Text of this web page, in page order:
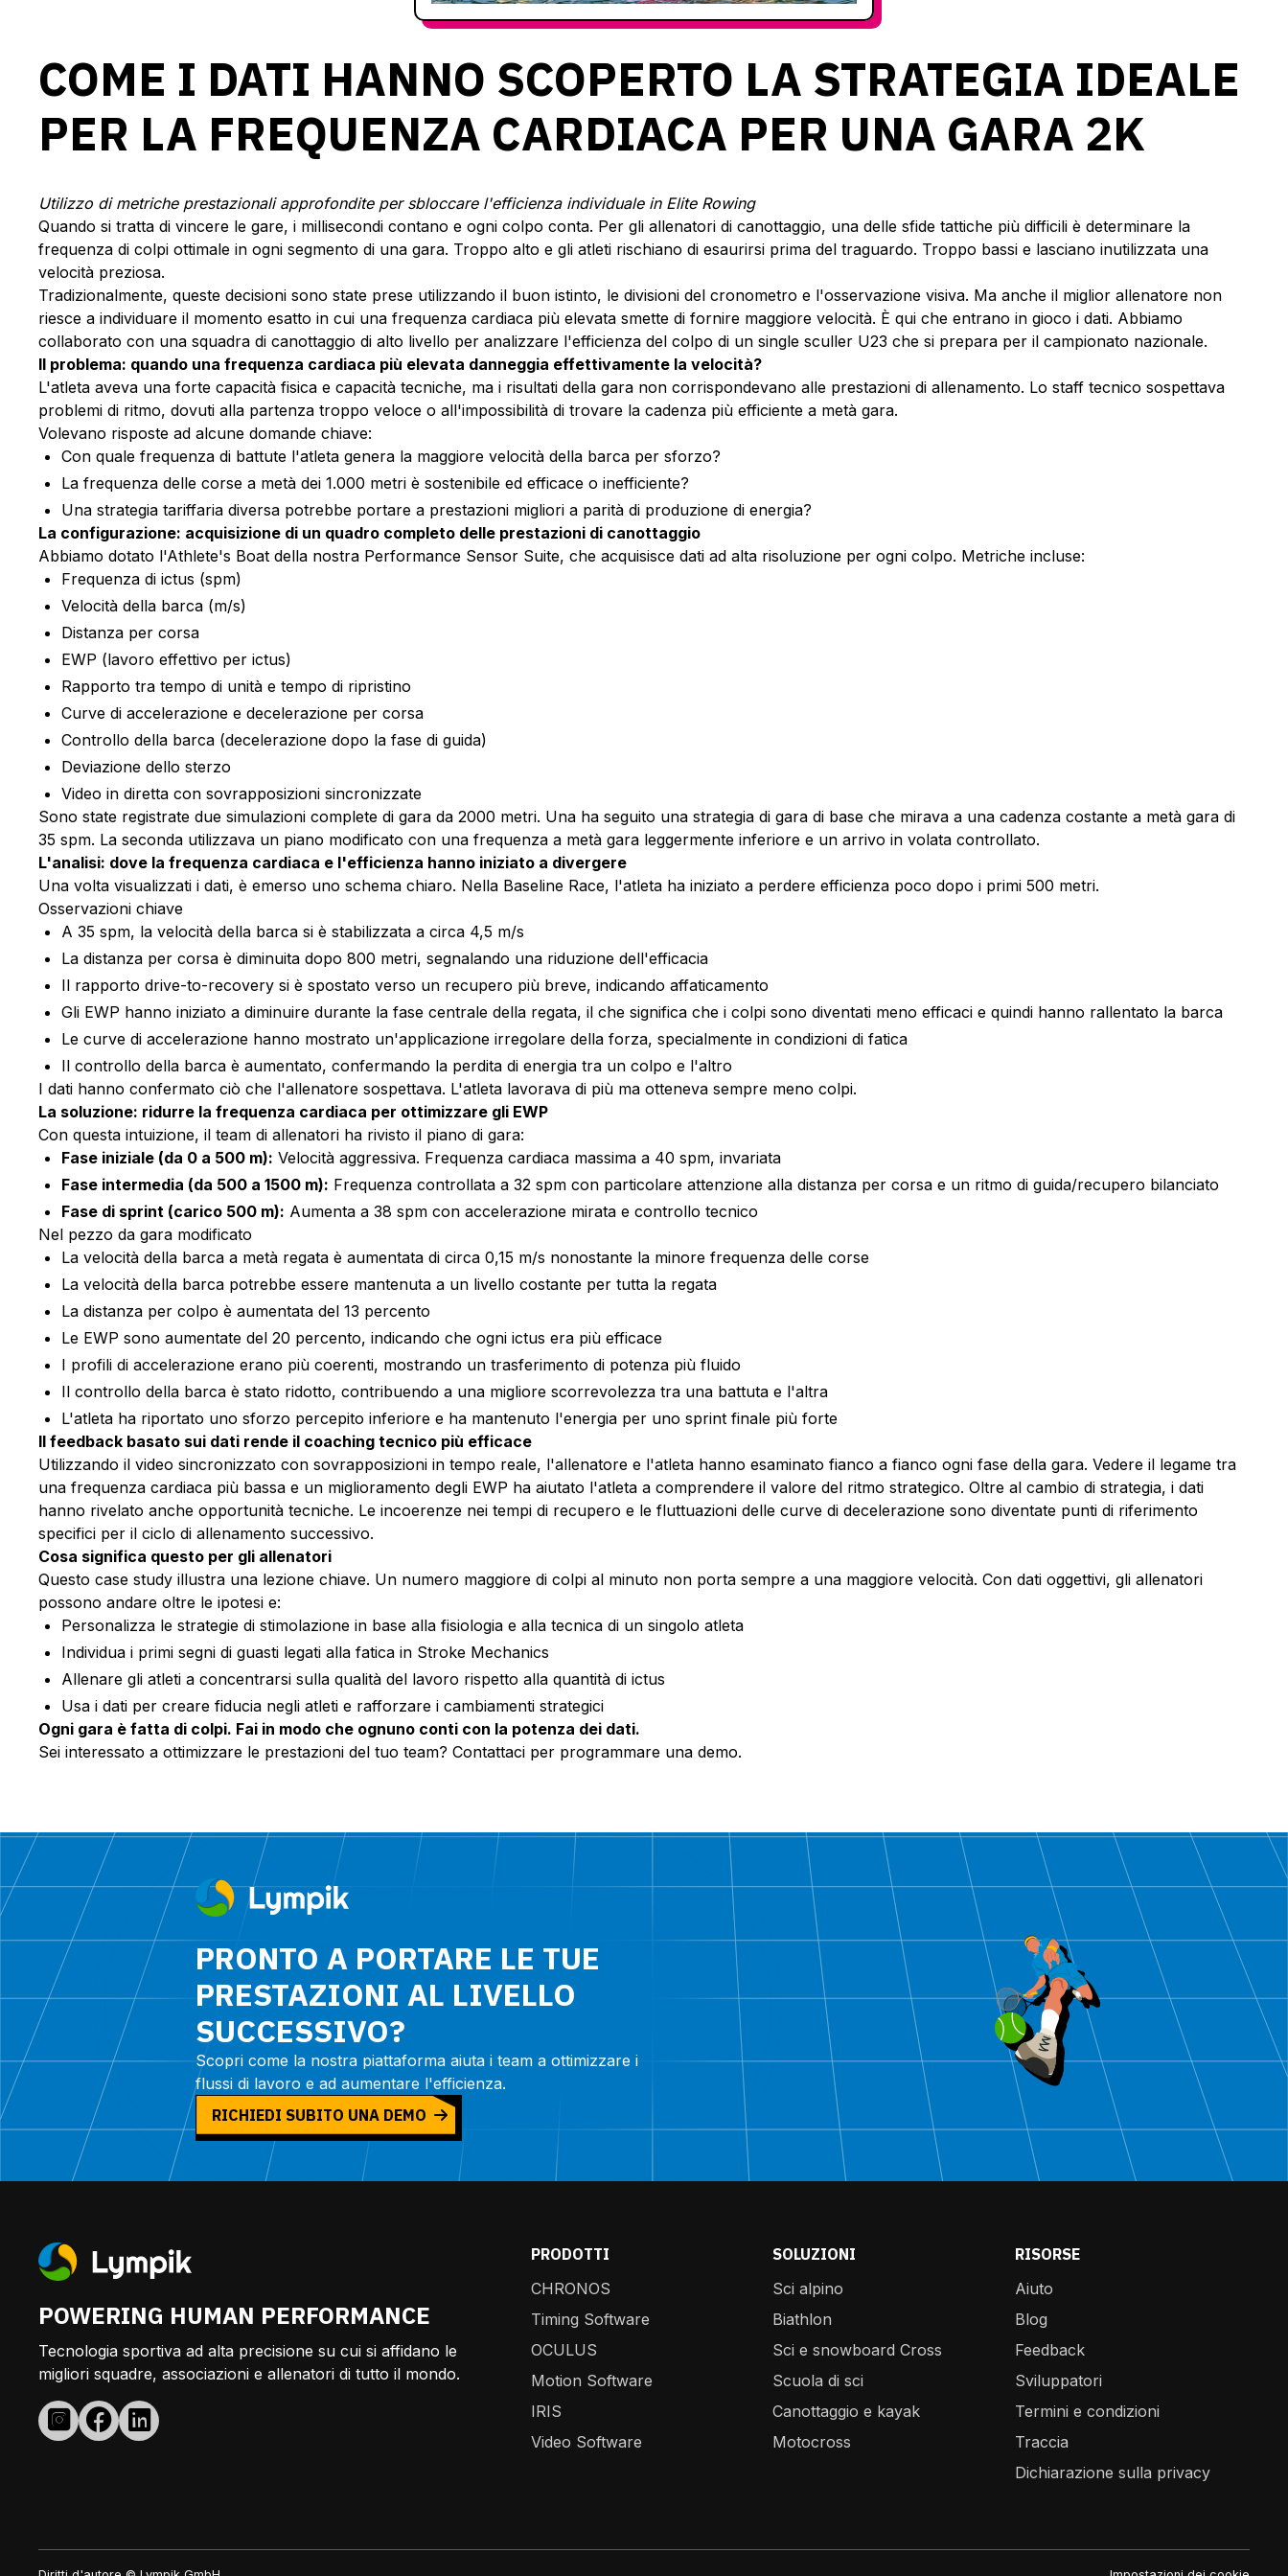
COME I DATI HANNO SCOPERTO LA STRATEGIA IDEALE
PER LA FREQUENZA CARDIACA PER UNA GARA 2K
Utilizzo di metriche prestazionali approfondite per sbloccare l'efficienza individuale in Elite Rowing
Quando si tratta di vincere le gare, i millisecondi contano e ogni colpo conta. Per gli allenatori di canottaggio, una delle sfide tattiche più difficili è determinare la
frequenza di colpi ottimale in ogni segmento di una gara. Troppo alto e gli atleti rischiano di esaurirsi prima del traguardo. Troppo bassi e lasciano inutilizzata una
velocità preziosa.
Tradizionalmente, queste decisioni sono state prese utilizzando il buon istinto, le divisioni del cronometro e l'osservazione visiva. Ma anche il miglior allenatore non
riesce a individuare il momento esatto in cui una frequenza cardiaca più elevata smette di fornire maggiore velocità. È qui che entrano in gioco i dati. Abbiamo
collaborato con una squadra di canottaggio di alto livello per analizzare l'efficienza del colpo di un single sculler U23 che si prepara per il campionato nazionale.
Il problema: quando una frequenza cardiaca più elevata danneggia effettivamente la velocità?
L'atleta aveva una forte capacità fisica e capacità tecniche, ma i risultati della gara non corrispondevano alle prestazioni di allenamento. Lo staff tecnico sospettava
problemi di ritmo, dovuti alla partenza troppo veloce o all'impossibilità di trovare la cadenza più efficiente a metà gara.
Volevano risposte ad alcune domande chiave:
Con quale frequenza di battute l'atleta genera la maggiore velocità della barca per sforzo?
La frequenza delle corse a metà dei 1.000 metri è sostenibile ed efficace o inefficiente?
Una strategia tariffaria diversa potrebbe portare a prestazioni migliori a parità di produzione di energia?
La configurazione: acquisizione di un quadro completo delle prestazioni di canottaggio
Abbiamo dotato l'Athlete's Boat della nostra Performance Sensor Suite, che acquisisce dati ad alta risoluzione per ogni colpo. Metriche incluse:
Frequenza di ictus (spm)
Velocità della barca (m/s)
Distanza per corsa
EWP (lavoro effettivo per ictus)
Rapporto tra tempo di unità e tempo di ripristino
Curve di accelerazione e decelerazione per corsa
Controllo della barca (decelerazione dopo la fase di guida)
Deviazione dello sterzo
Video in diretta con sovrapposizioni sincronizzate
Sono state registrate due simulazioni complete di gara da 2000 metri. Una ha seguito una strategia di gara di base che mirava a una cadenza costante a metà gara di
35 spm. La seconda utilizzava un piano modificato con una frequenza a metà gara leggermente inferiore e un arrivo in volata controllato.
L'analisi: dove la frequenza cardiaca e l'efficienza hanno iniziato a divergere
Una volta visualizzati i dati, è emerso uno schema chiaro. Nella Baseline Race, l'atleta ha iniziato a perdere efficienza poco dopo i primi 500 metri.
Osservazioni chiave
A 35 spm, la velocità della barca si è stabilizzata a circa 4,5 m/s
La distanza per corsa è diminuita dopo 800 metri, segnalando una riduzione dell'efficacia
Il rapporto drive-to-recovery si è spostato verso un recupero più breve, indicando affaticamento
Gli EWP hanno iniziato a diminuire durante la fase centrale della regata, il che significa che i colpi sono diventati meno efficaci e quindi hanno rallentato la barca
Le curve di accelerazione hanno mostrato un'applicazione irregolare della forza, specialmente in condizioni di fatica
Il controllo della barca è aumentato, confermando la perdita di energia tra un colpo e l'altro
I dati hanno confermato ciò che l'allenatore sospettava. L'atleta lavorava di più ma otteneva sempre meno colpi.
La soluzione: ridurre la frequenza cardiaca per ottimizzare gli EWP
Con questa intuizione, il team di allenatori ha rivisto il piano di gara:
Fase iniziale (da 0 a 500 m): Velocità aggressiva. Frequenza cardiaca massima a 40 spm, invariata
Fase intermedia (da 500 a 1500 m): Frequenza controllata a 32 spm con particolare attenzione alla distanza per corsa e un ritmo di guida/recupero bilanciato
Fase di sprint (carico 500 m): Aumenta a 38 spm con accelerazione mirata e controllo tecnico
Nel pezzo da gara modificato
La velocità della barca a metà regata è aumentata di circa 0,15 m/s nonostante la minore frequenza delle corse
La velocità della barca potrebbe essere mantenuta a un livello costante per tutta la regata
La distanza per colpo è aumentata del 13 percento
Le EWP sono aumentate del 20 percento, indicando che ogni ictus era più efficace
I profili di accelerazione erano più coerenti, mostrando un trasferimento di potenza più fluido
Il controllo della barca è stato ridotto, contribuendo a una migliore scorrevolezza tra una battuta e l'altra
L'atleta ha riportato uno sforzo percepito inferiore e ha mantenuto l'energia per uno sprint finale più forte
Il feedback basato sui dati rende il coaching tecnico più efficace
Utilizzando il video sincronizzato con sovrapposizioni in tempo reale, l'allenatore e l'atleta hanno esaminato fianco a fianco ogni fase della gara. Vedere il legame tra
una frequenza cardiaca più bassa e un miglioramento degli EWP ha aiutato l'atleta a comprendere il valore del ritmo strategico. Oltre al cambio di strategia, i dati
hanno rivelato anche opportunità tecniche. Le incoerenze nei tempi di recupero e le fluttuazioni delle curve di decelerazione sono diventate punti di riferimento
specifici per il ciclo di allenamento successivo.
Cosa significa questo per gli allenatori
Questo case study illustra una lezione chiave. Un numero maggiore di colpi al minuto non porta sempre a una maggiore velocità. Con dati oggettivi, gli allenatori
possono andare oltre le ipotesi e:
Personalizza le strategie di stimolazione in base alla fisiologia e alla tecnica di un singolo atleta
Individua i primi segni di guasti legati alla fatica in Stroke Mechanics
Allenare gli atleti a concentrarsi sulla qualità del lavoro rispetto alla quantità di ictus
Usa i dati per creare fiducia negli atleti e rafforzare i cambiamenti strategici
Ogni gara è fatta di colpi. Fai in modo che ognuno conti con la potenza dei dati.
Sei interessato a ottimizzare le prestazioni del tuo team? Contattaci per programmare una demo.
PRONTO A PORTARE LE TUE
PRESTAZIONI AL LIVELLO
SUCCESSIVO?
Scopri come la nostra piattaforma aiuta i team a ottimizzare i
flussi di lavoro e ad aumentare l'efficienza.
RICHIEDI SUBITO UNA DEMO
POWERING HUMAN PERFORMANCE
Tecnologia sportiva ad alta precisione su cui si affidano le
migliori squadre, associazioni e allenatori di tutto il mondo.
PRODOTTI
CHRONOS
Timing Software
OCULUS
Motion Software
IRIS
Video Software
SOLUZIONI
Sci alpino
Biathlon
Sci e snowboard Cross
Scuola di sci
Canottaggio e kayak
Motocross
RISORSE
Aiuto
Blog
Feedback
Sviluppatori
Termini e condizioni
Traccia
Dichiarazione sulla privacy